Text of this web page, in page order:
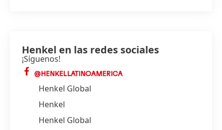
Henkel en las redes sociales
¡Síguenos!
@HENKELLATINOAMERICA
Henkel Global
Henkel
Henkel Global